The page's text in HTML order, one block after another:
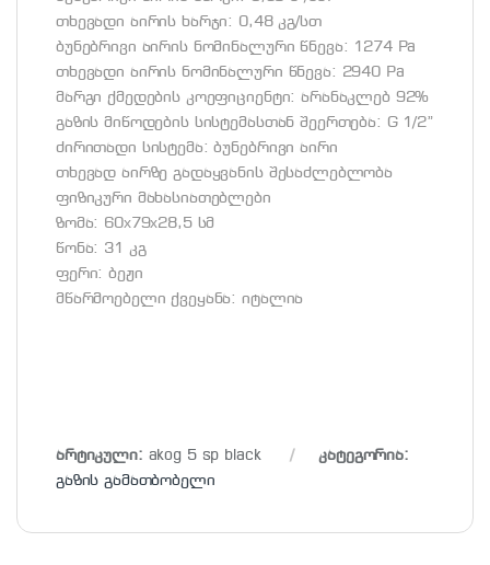
თხევადი აირის ხარჯი: 0,48 კგ/სთ
ბუნებრივი აირის ნომინალური წნევა: 1274 Pa
თხევადი აირის ნომინალური წნევა: 2940 Pa
მარგი ქმედების კოეფიციენტი: არანაკლებ 92%
გაზის მიწოდების სისტემასთან შეერთება: G 1/2”
ძირითადი სისტემა: ბუნებრივი აირი
თხევად აირზე გადაყვანის შესაძლებლობა
ფიზიკური მახასიათებლები
ზომა: 60х79х28,5 სმ
წონა: 31 კგ
ფერი: ბეჟი
მწარმოებელი ქვეყანა: იტალია
არტიკული: akog 5 sp black
კატეგორია:
გაზის გამათბობელი